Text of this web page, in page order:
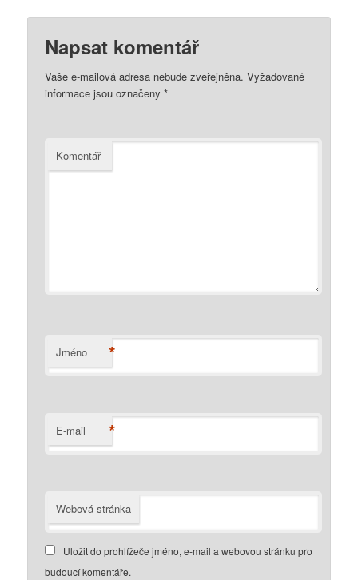
Napsat komentář
Vaše e-mailová adresa nebude zveřejněna. Vyžadované
informace jsou označeny*
Komentář
Jméno *
E-mail *
Webová stránka
Uložit do prohlížeče jméno, e-mail a webovou stránku pro
budoucí komentáře.